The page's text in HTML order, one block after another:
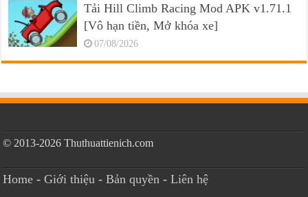
Tải Hill Climb Racing Mod APK v1.71.1
[Vô hạn tiền, Mở khóa xe]
07/08/2026
© 2013-2026 Thuthuattienich.com
Home -Giới thiệu -Bản quyền -Liên hệ